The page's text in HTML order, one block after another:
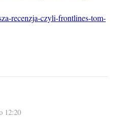
recenzja-czyli-frontlines-tom-
12:20